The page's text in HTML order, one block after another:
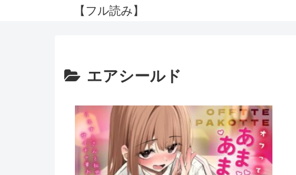
【フル読み】
エアシールド